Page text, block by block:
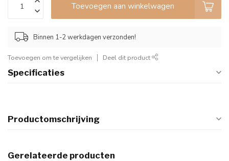
Toevoegen aan winkelwagen
Binnen 1-2 werkdagen verzonden!
Toevoegen om te vergelijken Deel dit product
Specificaties
Productomschrijving
Gerelateerde producten